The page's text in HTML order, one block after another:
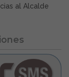
al Alcalde